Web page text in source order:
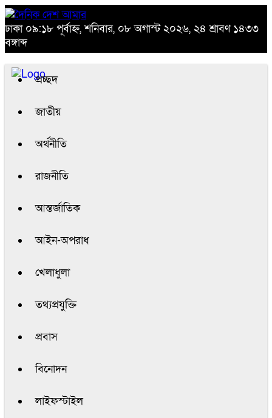
ঢাকা ০৯:১৮ পূর্বাহ্ন, শনিবার, ০৮ অগাস্ট ২০২৬, ২৪ শ্রাবণ ১৪৩৩
বঙ্গাব্দ
প্রচ্ছদ
জাতীয়
অর্থনীতি
রাজনীতি
আন্তর্জাতিক
আইন-অপরাধ
খেলাধুলা
তথ্যপ্রযুক্তি
প্রবাস
বিনোদন
লাইফস্টাইল